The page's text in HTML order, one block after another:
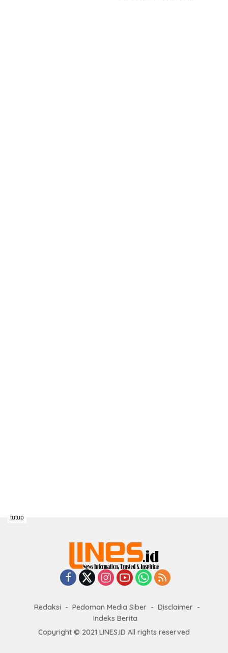
Redaksi Pedoman Media Siber
Disclaimer
Indeks Berita
Copyright © 2021 LINES.ID All rights reserved
tutup